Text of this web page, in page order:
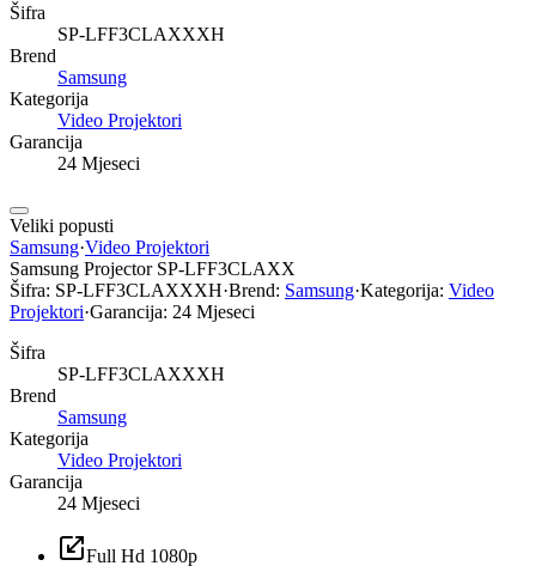
Šifra
SP-LFF3CLAXXXH
Brend
Samsung
Kategorija
Video Projektori
Garancija
24 Mjeseci
Veliki popusti
Samsung·Video Projektori
Samsung Projector SP-LFF3CLAXX
Šifra: SP-LFF3CLAXXXH·Brend: Samsung·Kategorija: Video
Projektori·Garancija: 24 Mjeseci
Šifra
SP-LFF3CLAXXXH
Brend
Samsung
Kategorija
Video Projektori
Garancija
24 Mjeseci
Full Hd 1080p